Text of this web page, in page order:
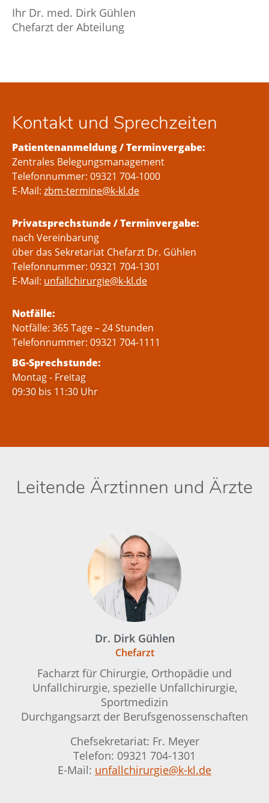
Ihr Dr. med. Dirk Gühlen
Chefarzt der Abteilung
Kontakt und Sprechzeiten​
Patientenanmeldung / Terminvergabe:
Zentrales Belegungsmanagement
Telefonnummer: 09321 704-1000
E-Mail: zbm-termine@k-kl.de
Privatsprechstunde / Terminvergabe:
nach Vereinbarung
über das Sekretariat Chefarzt Dr. Gühlen
Telefonnummer: 09321 704-1301
E-Mail: unfallchirurgie@k-kl.de
Notfälle:
Notfälle: 365 Tage – 24 Stunden
Telefonnummer: 09321 704-1111
BG-Sprechstunde:
Montag - Freitag
09:30 bis 11:30 Uhr
Leitende Ärztinnen und Ärzte
Dr. Dirk Gühlen
Chefarzt
Facharzt für Chirurgie, Orthopädie und
Unfallchirurgie, spezielle Unfallchirurgie,
Sportmedizin
Durchgangsarzt der Berufsgenossenschaften
Chefsekretariat: Fr. Meyer
Telefon: 09321 704-1301
E-Mail: unfallchirurgie@k-kl.de